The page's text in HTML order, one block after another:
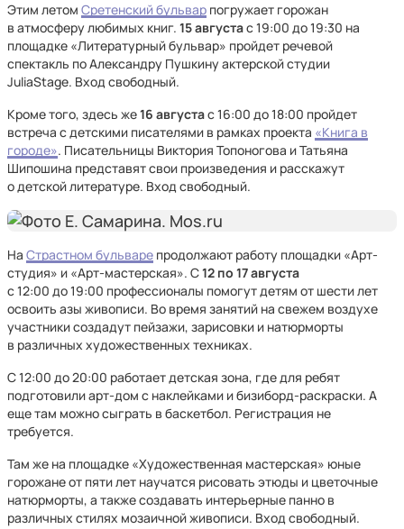
Этим летом Сретенский бульвар погружает горожан
в атмосферу любимых книг. 15 августас 19:00 до 19:30 на
площадке «Литературный бульвар» пройдет речевой
спектакль по Александру Пушкину актерской студии
JuliaStage. Вход свободный.
Кроме того, здесь же16 августас 16:00 до 18:00 пройдет
встреча с детскими писателями в рамках проекта «Книга в
городе». Писательницы Виктория Топоногова и Татьяна
Шипошина представят свои произведения и расскажут
о детской литературе. Вход свободный.
На Страстном бульваре продолжают работу площадки «Арт-
студия» и «Арт-мастерская». С12 по 17 августа
с 12:00 до 19:00 профессионалы помогут детям от шести лет
освоить азы живописи. Во время занятий на свежем воздухе
участники создадут пейзажи, зарисовки и натюрморты
в различных художественных техниках.
С 12:00 до 20:00 работает детская зона, где для ребят
подготовили арт-дом с наклейками и бизиборд-раскраски. А
еще там можно сыграть в баскетбол. Регистрация не
требуется.
Там же на площадке «Художественная мастерская» юные
горожане от пяти лет научатся рисовать этюды и цветочные
натюрморты, а также создавать интерьерные панно в
различных стилях мозаичной живописи. Вход свободный.